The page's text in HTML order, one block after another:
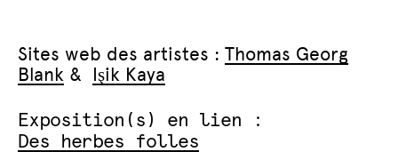
Sites web des artistes : Thomas Georg
Blank & Işik Kaya
Exposition(s) en lien :
Des herbes folles